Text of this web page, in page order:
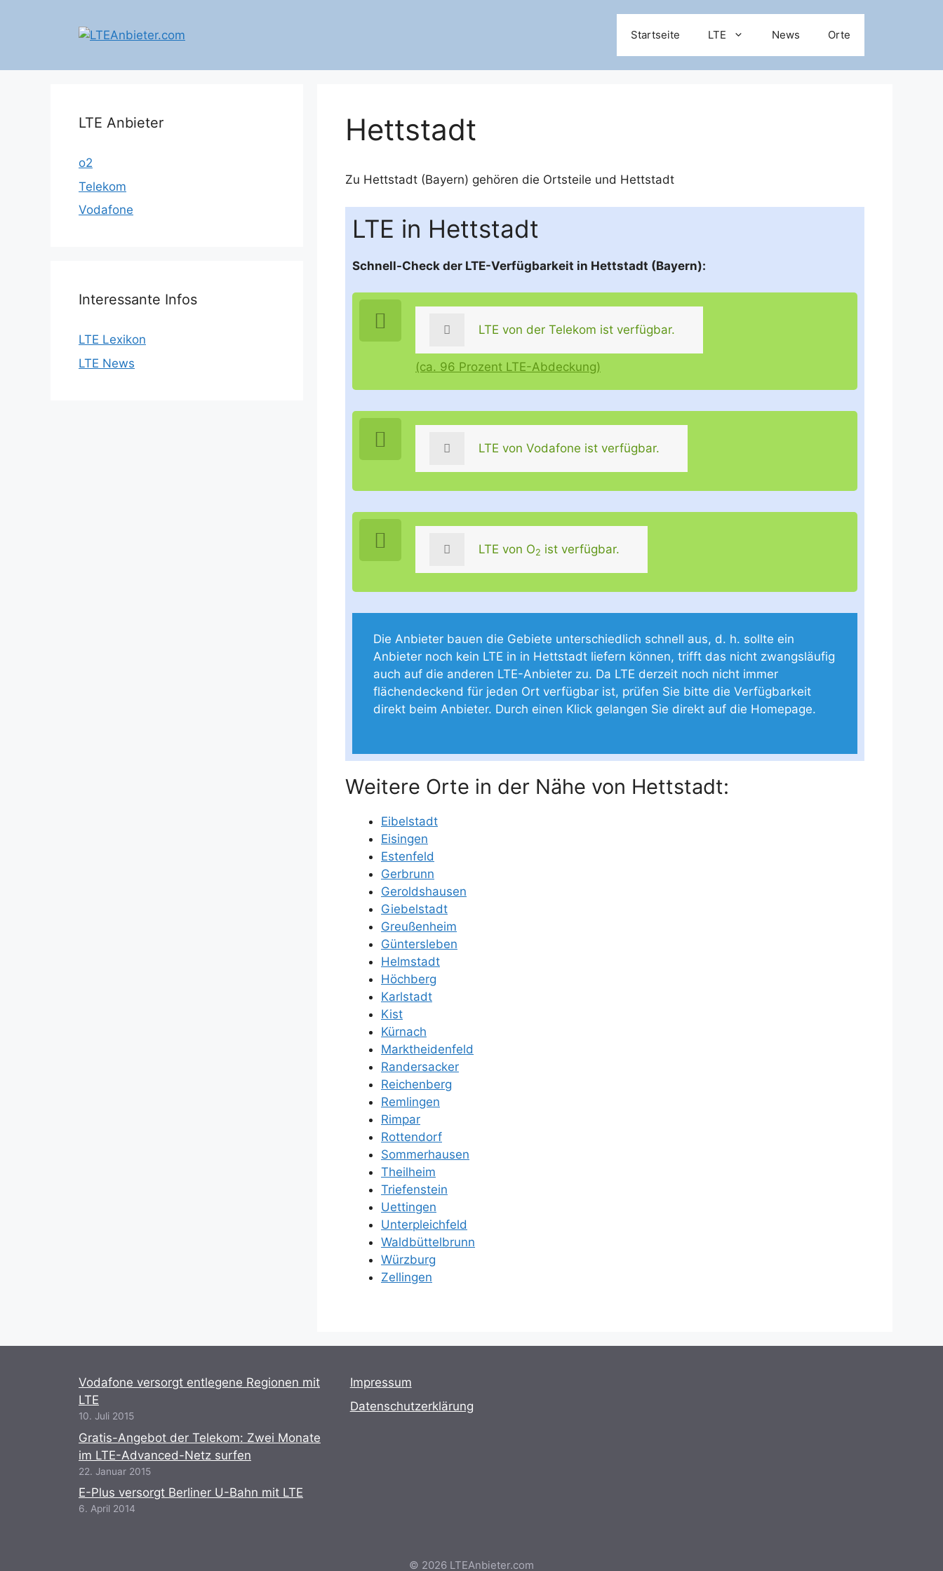
Startseite LTE News Orte
Hettstadt
Zu Hettstadt (Bayern) gehören die Ortsteile und Hettstadt
LTE in Hettstadt
Schnell-Check der LTE-Verfügbarkeit in Hettstadt (Bayern):
LTE von der Telekom ist verfügbar.
(ca. 96 Prozent LTE-Abdeckung)
LTE von Vodafone ist verfügbar.
LTE von O2 ist verfügbar.
Die Anbieter bauen die Gebiete unterschiedlich schnell aus, d. h. sollte ein
Anbieter noch kein LTE in in Hettstadt liefern können, trifft das nicht zwangsläufig
auch auf die anderen LTE-Anbieter zu. Da LTE derzeit noch nicht immer
flächendeckend für jeden Ort verfügbar ist, prüfen Sie bitte die Verfügbarkeit
direkt beim Anbieter. Durch einen Klick gelangen Sie direkt auf die Homepage.
Weitere Orte in der Nähe von Hettstadt:
Eibelstadt
Eisingen
Estenfeld
Gerbrunn
Geroldshausen
Giebelstadt
Greußenheim
Güntersleben
Helmstadt
Höchberg
Karlstadt
Kist
Kürnach
Marktheidenfeld
Randersacker
Reichenberg
Remlingen
Rimpar
Rottendorf
Sommerhausen
Theilheim
Triefenstein
Uettingen
Unterpleichfeld
Waldbüttelbrunn
Würzburg
Zellingen
LTE Anbieter
o2
Telekom
Vodafone
Interessante Infos
LTE Lexikon
LTE News
Vodafone versorgt entlegene Regionen mit
LTE
10. Juli 2015
Gratis-Angebot der Telekom: Zwei Monate
im LTE-Advanced-Netz surfen
22. Januar 2015
E-Plus versorgt Berliner U-Bahn mit LTE
6. April 2014
Impressum
Datenschutzerklärung
© 2026 LTEAnbieter.com